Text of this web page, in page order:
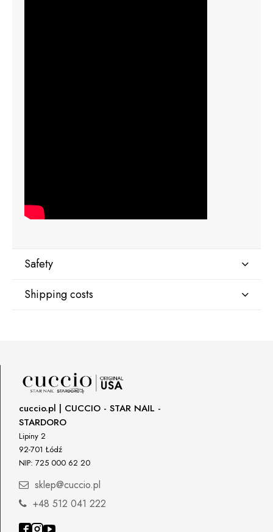
Safety
Manufacturer
800 762 6245
Responsible person in the EU
Petar Bangeev
Chakalitsa 2A
2700 Blagoevgrad, Bułgaria
qeri_bangeeva@yahoo.com
Importer
P.H. NEXT Maciej Wojnarowski
Shipping costs
cuccio.pl | CUCCIO - STAR NAIL -
STARDORO
Lipiny 2
92-701 Łódź
NIP: 725 000 62 20
sklep@cuccio.pl
+48 512 041 222